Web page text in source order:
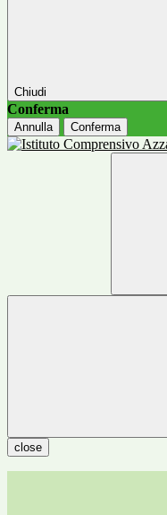
Chiudi
Conferma
Annulla Conferma
close